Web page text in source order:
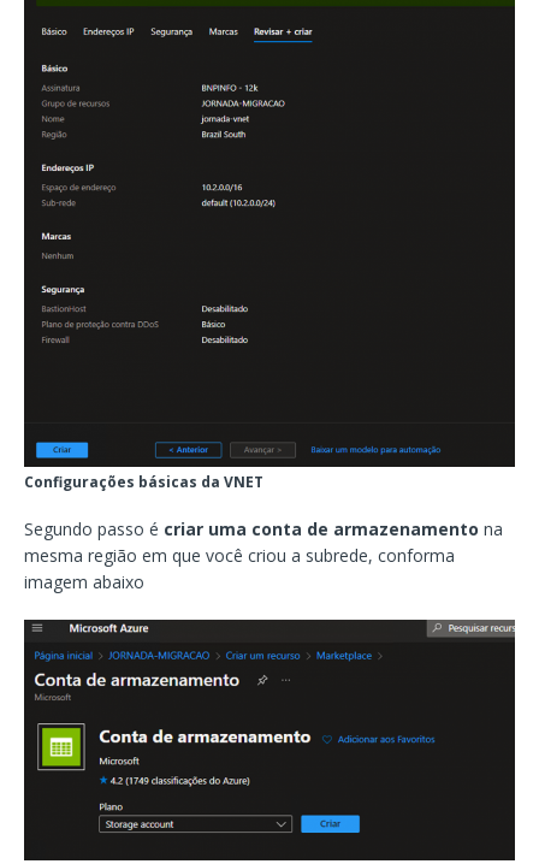
Configurações básicas da VNET
Segundo passo é criar uma conta de armazenamento na
mesma região em que você criou a subrede, conforma
imagem abaixo